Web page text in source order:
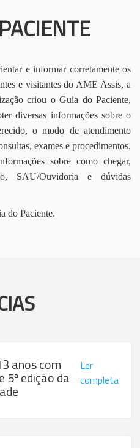
e informar corretamente os
e visitantes do AME Assis, a
criou o Guia do Paciente,
diversas informações sobre o
o modo de atendimento
exames e procedimentos.
sobre como chegar,
SAU/Ouvidoria e dúvidas
do Paciente.
anos com
5ª edição da
Ler
completa